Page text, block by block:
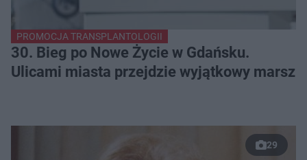
PROMOCJA TRANSPLANTOLOGII
30. Bieg po Nowe Życie w Gdańsku.
Ulicami miasta przejdzie wyjątkowy marsz
29